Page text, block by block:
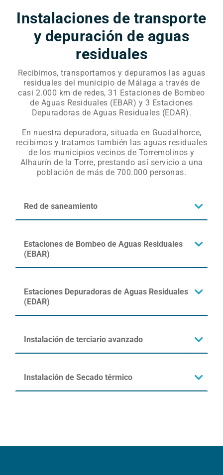
Instalaciones de transporte
y depuración de aguas
residuales
Recibimos, transportamos y depuramos las aguas
residuales del municipio de Málaga a través de
casi 2.000 km de redes, 31 Estaciones de Bombeo
de Aguas Residuales (EBAR) y 3 Estaciones
Depuradoras de Aguas Residuales (EDAR).​
En nuestra depuradora, situada en Guadalhorce,
recibimos y tratamos también las aguas residuales
de los municipios vecinos de Torremolinos y
Alhaurín de la Torre, prestando así servicio a una
población de más de 700.000 personas.​
Red de saneamiento
Estaciones de Bombeo de Aguas Residuales
(EBAR)
Estaciones Depuradoras de Aguas Residuales
(EDAR)
Instalación de terciario avanzado
Instalación de Secado térmico